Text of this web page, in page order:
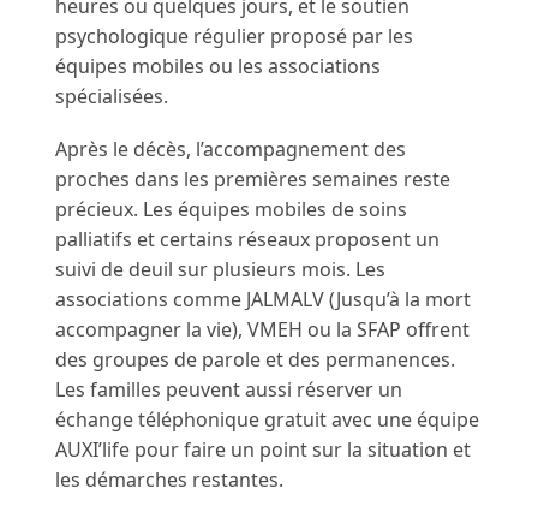
heures ou quelques jours, et le soutien
psychologique régulier proposé par les
équipes mobiles ou les associations
spécialisées.
Après le décès, l’accompagnement des
proches dans les premières semaines reste
précieux. Les équipes mobiles de soins
palliatifs et certains réseaux proposent un
suivi de deuil sur plusieurs mois. Les
associations comme JALMALV (Jusqu’à la mort
accompagner la vie), VMEH ou la SFAP offrent
des groupes de parole et des permanences.
Les familles peuvent aussi réserver un
échange téléphonique gratuit avec une équipe
AUXI’life pour faire un point sur la situation et
les démarches restantes.